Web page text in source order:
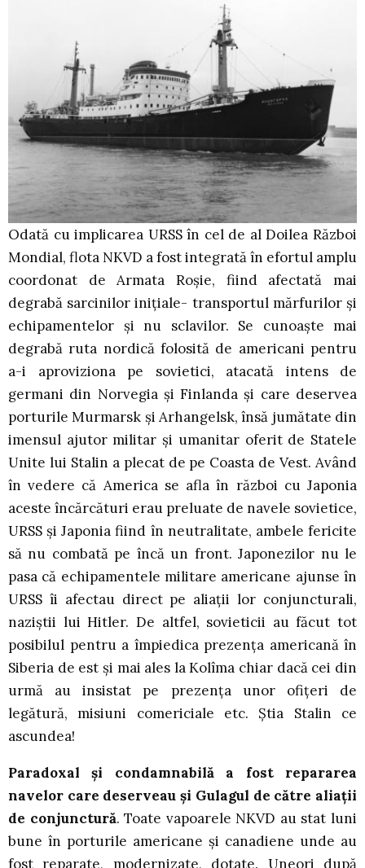
Odată cu implicarea URSS în cel de al Doilea Război
Mondial, flota NKVD a fost integrată în efortul amplu
coordonat de Armata Roşie, fiind afectată mai
degrabă sarcinilor iniţiale- transportul mărfurilor şi
echipamentelor şi nu sclavilor. Se cunoaşte mai
degrabă ruta nordică folosită de americani pentru
a-i aproviziona pe sovietici, atacată intens de
germani din Norvegia şi Finlanda şi care deservea
porturile Murmarsk şi Arhangelsk, însă jumătate din
imensul ajutor militar şi umanitar oferit de Statele
Unite lui Stalin a plecat de pe Coasta de Vest. Având
în vedere că America se afla în război cu Japonia
aceste încărcături erau preluate de navele sovietice,
URSS şi Japonia fiind în neutralitate, ambele fericite
să nu combată pe încă un front. Japonezilor nu le
pasa că echipamentele militare americane ajunse în
URSS îi afectau direct pe aliaţii lor conjuncturali,
naziştii lui Hitler. De altfel, sovieticii au făcut tot
posibilul pentru a împiedica prezenţa americană în
Siberia de est şi mai ales la Kolîma chiar dacă cei din
urmă au insistat pe prezenţa unor ofiţeri de
legătură, misiuni comericiale etc. Ştia Stalin ce
ascundea!
Paradoxal şi condamnabilă a fost repararea
navelor care deserveau şi Gulagul de către aliaţii
de conjunctură. Toate vapoarele NKVD au stat luni
bune în porturile americane şi canadiene unde au
fost reparate, modernizate, dotate. Uneori după